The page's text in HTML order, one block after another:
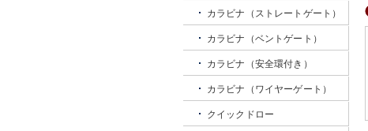
カラビナ（ストレートゲート）
カラビナ（ベントゲート）
カラビナ（安全環付き）
カラビナ（ワイヤーゲート）
クイックドロー